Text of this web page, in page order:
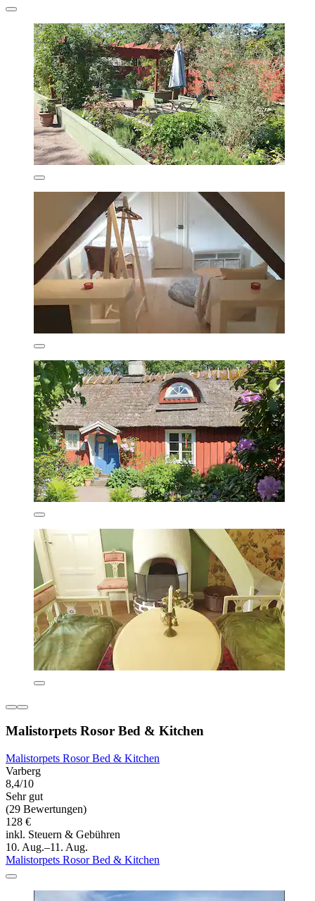
Malistorpets Rosor Bed & Kitchen
Malistorpets Rosor Bed & Kitchen
Varberg
8,4/10
Sehr gut
(29 Bewertungen)
128 €
inkl. Steuern & Gebühren
10. Aug.–11. Aug.
Malistorpets Rosor Bed & Kitchen